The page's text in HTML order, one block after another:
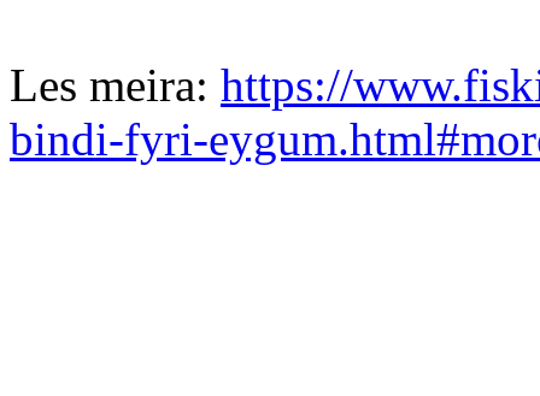
Les meira: https://
bindi-fyri-